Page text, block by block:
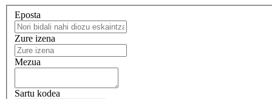
Eposta
Zure izena
Mezua
Sartu kodea